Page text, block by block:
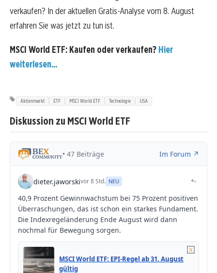
verkaufen? In der aktuellen Gratis-Analyse vom 8. August
erfahren Sie was jetzt zu tun ist.
MSCI World ETF: Kaufen oder verkaufen? Hier
weiterlesen...
Aktienmarkt ETF MSCI World ETF Technologie USA
Diskussion zu MSCI World ETF